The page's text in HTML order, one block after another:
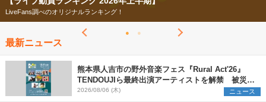
LiveFans調べのオリジナルランキング！
最新ニュース
熊本県人吉市の野外音楽フェス『Rural Act'26』
TENDOUJIら最終出演アーティストを解禁 被災地
支援プロジェクトの始動も発表
2026/08/06 (木) ニュース